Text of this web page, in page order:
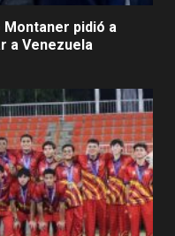
Montaner pidió a
a Venezuela